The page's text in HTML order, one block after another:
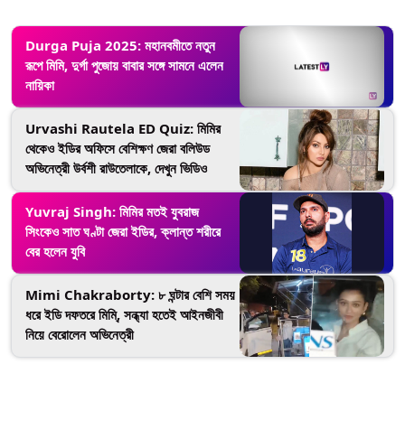
Durga Puja 2025: মহানবমীতে নতুন
রূপে মিমি, দুর্গা পুজোয় বাবার সঙ্গে সামনে এলেন
নায়িকা
Urvashi Rautela ED Quiz: মিমির
থেকেও ইডির অফিসে বেশিক্ষণ জেরা বলিউড
অভিনেত্রী উর্বশী রাউতেলাকে, দেখুন ভিডিও
Yuvraj Singh: মিমির মতই যুবরাজ
সিংকেও সাত ঘণ্টা জেরা ইডির, ক্লান্ত শরীরে
বের হলেন যুবি
Mimi Chakraborty: ৮ ঘন্টার বেশি সময়
ধরে ইডি দফতরে মিমি্, সন্ধ্যা হতেই আইনজীবী
নিয়ে বেরোলেন অভিনেত্রী